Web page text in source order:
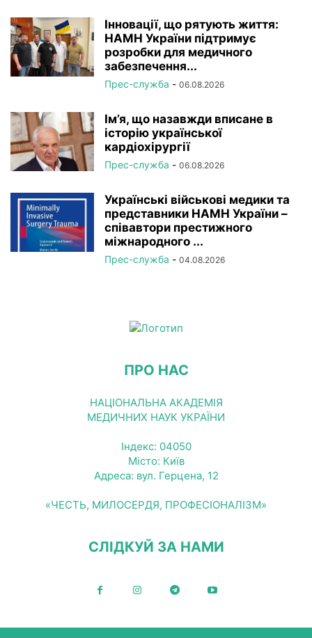
Інновації, що рятують життя:
НАМН України підтримує
розробки для медичного
забезпечення...
Прес-служба - 06.08.2026
Ім’я, що назавжди вписане в
історію української
кардіохірургії
Прес-служба - 06.08.2026
Українські військові медики та
представники НАМН України –
співавтори престижного
міжнародного ...
Прес-служба - 04.08.2026
ПРО НАС
НАЦІОНАЛЬНА АКАДЕМІЯ
МЕДИЧНИХ НАУК УКРАЇНИ
Індекс: 04050
Місто: Київ
Адреса: вул. Герцена, 12
«ЧЕСТЬ, МИЛОСЕРДЯ, ПРОФЕСІОНАЛІЗМ»
СЛІДКУЙ ЗА НАМИ